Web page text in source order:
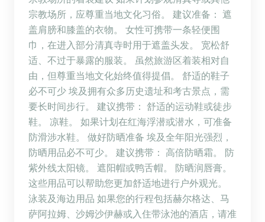
宗教场所，应尊重当地文化习俗。 建议准备： 遮
盖肩膀和膝盖的衣物。 女性可携带一条轻便围
巾，在进入部分清真寺时用于遮盖头发。 宽松舒
适、不过于暴露的服装。 虽然旅游区着装相对自
由，但尊重当地文化始终值得提倡。 舒适的鞋子
必不可少 埃及拥有众多历史遗址和考古景点，需
要长时间步行。 建议携带： 舒适的运动鞋或徒步
鞋。 凉鞋。 如果计划在红海浮潜或潜水，可准备
防滑涉水鞋。 做好防晒准备 埃及全年阳光强烈，
防晒用品必不可少。 建议携带： 高倍防晒霜。 防
紫外线太阳镜。 遮阳帽或鸭舌帽。 防晒润唇膏。
这些用品可以帮助您更加舒适地进行户外观光。
泳装及海边用品 如果您的行程包括赫尔格达、马
萨阿拉姆、沙姆沙伊赫或入住带泳池的酒店，请准